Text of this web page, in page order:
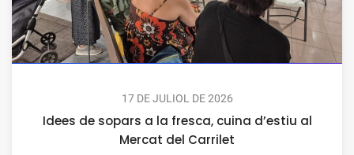
17 DE JULIOL DE 2026
Idees de sopars a la fresca, cuina d’estiu al
Mercat del Carrilet